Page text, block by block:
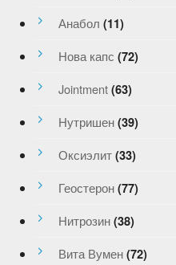
Анабол (11)
Нова капс (72)
Jointment (63)
Нутришен (39)
Оксиэлит (33)
Геостерон (77)
Нитрозин (38)
Вита Вумен (72)